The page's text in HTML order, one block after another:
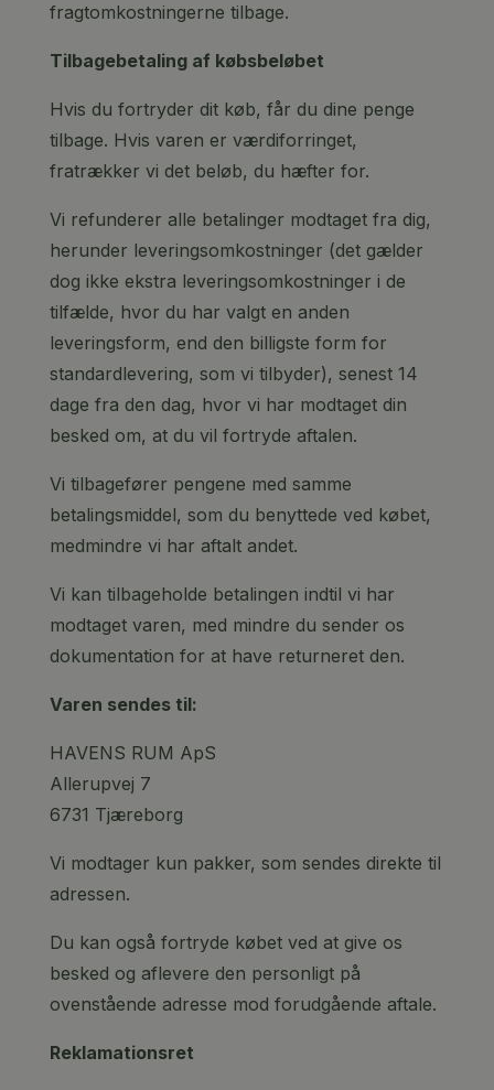
fragtomkostningerne tilbage.
Tilbagebetaling af købsbeløbet
Hvis du fortryder dit køb, får du dine penge
tilbage. Hvis varen er værdiforringet,
fratrækker vi det beløb, du hæfter for.
Vi refunderer alle betalinger modtaget fra dig,
herunder leveringsomkostninger (det gælder
dog ikke ekstra leveringsomkostninger i de
tilfælde, hvor du har valgt en anden
leveringsform, end den billigste form for
standardlevering, som vi tilbyder), senest 14
dage fra den dag, hvor vi har modtaget din
besked om, at du vil fortryde aftalen.
Vi tilbagefører pengene med samme
betalingsmiddel, som du benyttede ved købet,
medmindre vi har aftalt andet.
Vi kan tilbageholde betalingen indtil vi har
modtaget varen, med mindre du sender os
dokumentation for at have returneret den.
Varen sendes til:
HAVENS RUM ApS
Allerupvej 7
6731 Tjæreborg
Vi modtager kun pakker, som sendes direkte til
adressen.
Du kan også fortryde købet ved at give os
besked og aflevere den personligt på
ovenstående adresse mod forudgående aftale.
Reklamationsret